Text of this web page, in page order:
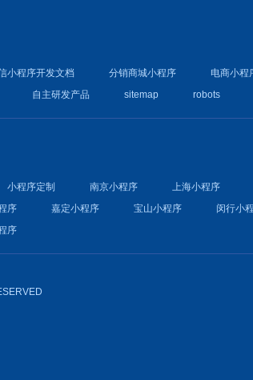
小程序开发文档 分销商城小程序 电商小程
自主研发产品 sitemap robots
小程序定制 南京小程序 上海小程序
序 嘉定小程序 宝山小程序 闵行小
序